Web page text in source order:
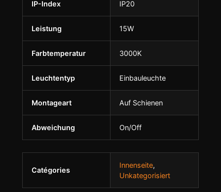
IP-Index IP20
Leistung 15W
Farbtemperatur 3000K
Leuchtentyp Einbauleuchte
Montageart Auf Schienen
Abweichung On/Off
Catégories
Innenseite,
Unkategorisiert